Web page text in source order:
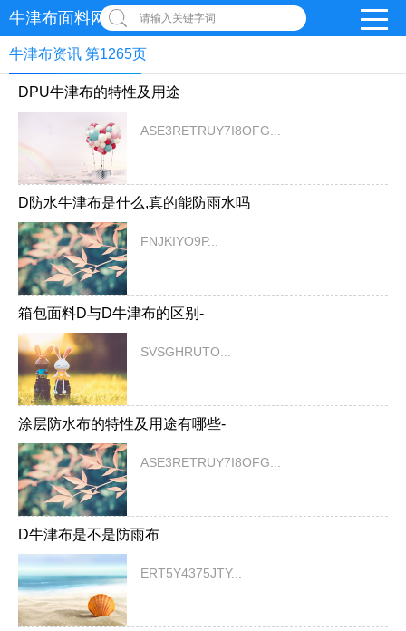
牛津布面料网 请输入关键字词
牛津布资讯 第1265页
DPU牛津布的特性及用途
ASE3RETRUY7I8OFG...
D防水牛津布是什么,真的能防雨水吗
FNJKIYO9P...
箱包面料D与D牛津布的区别-
SVSGHRUTO...
涂层防水布的特性及用途有哪些-
ASE3RETRUY7I8OFG...
D牛津布是不是防雨布
ERT5Y4375JTY...